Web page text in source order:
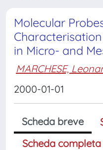
Molecular
in Micro- and
MARCHESE,
2000-01-01
Scheda breve
Scheda completa